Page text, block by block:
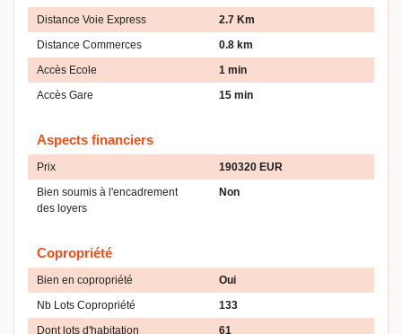
Distance Voie Express
2.7 Km
Distance Commerces
0.8 km
Accès Ecole
1 min
Accès Gare
15 min
Aspects financiers
Prix
190320 EUR
Bien soumis à l'encadrement
des loyers
Non
Copropriété
Bien en copropriété
Oui
Nb Lots Copropriété
133
Dont lots d'habitation
61